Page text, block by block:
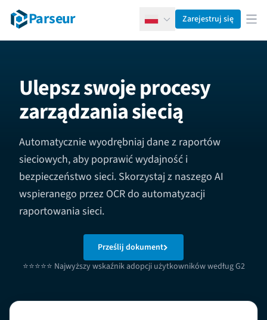
Parseur PolskiZarejestruj się
Ulepsz swoje procesy
zarządzania siecią
Automatycznie wyodrębniaj dane z raportów
sieciowych, aby poprawić wydajność i
bezpieczeństwo sieci. Skorzystaj z naszego AI
wspieranego przez OCR do automatyzacji
raportowania sieci.
Prześlij dokument
⭐⭐⭐⭐⭐ Najwyższy wskaźnik adopcji użytkowników według G2